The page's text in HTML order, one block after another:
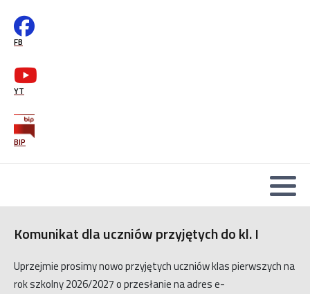
FB
YT
BIP
Komunikat dla uczniów przyjętych do kl. I
Uprzejmie prosimy nowo przyjętych uczniów klas pierwszych na
rok szkolny 2026/2027 o przesłanie na adres e-
Wsparcie psychologiczno-pedagogiczne
Office365
mLegitymacja-instrukcja
Druki podań